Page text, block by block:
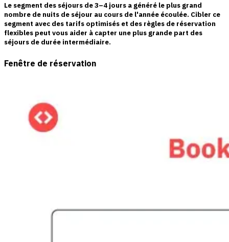
Le segment des séjours de 3–4 jours a généré le plus grand
nombre de nuits de séjour au cours de l'année écoulée. Cibler ce
segment avec des tarifs optimisés et des règles de réservation
flexibles peut vous aider à capter une plus grande part des
séjours de durée intermédiaire.
Fenêtre de réservation